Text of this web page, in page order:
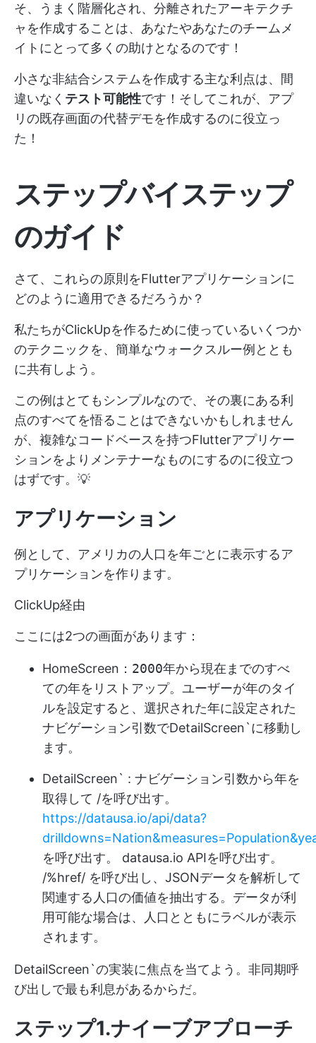
そ、うまく階層化され、分離されたアーキテクチ
ャを作成することは、あなたやあなたのチームメ
イトにとって多くの助けとなるのです！
小さな非結合システムを作成する主な利点は、間
違いなく テスト可能性です！そしてこれが、アプ
リの既存画面の代替デモを作成するのに役立っ
た！
ステップバイステップ
のガイド
さて、これらの原則をFlutterアプリケーションに
どのように適用できるだろうか？
私たちがClickUpを作るために使っているいくつか
のテクニックを、簡単なウォークスルー例ととも
に共有しよう。
この例はとてもシンプルなので、その裏にある利
点のすべてを悟ることはできないかもしれません
が、複雑なコードベースを持つFlutterアプリケー
ションをよりメンテナーなものにするのに役立つ
はずです。💡
アプリケーション
例として、アメリカの人口を年ごとに表示するア
プリケーションを作ります。
ClickUp経由
ここには2つの画面があります：
HomeScreen ：2000年から現在までのすべ
ての年をリストアップ。ユーザーが年のタイ
ルを設定すると、選択された年に設定された
ナビゲーション引数でDetailScreen`に移動し
ます。
DetailScreen` : ナビゲーション引数から年を
取得して /を呼び出す。
https://datausa.io/api/data?
を呼び出す。 datausa.io APIを呼び出す。
/%href/ を呼び出し、JSONデータを解析して
関連する人口の価値を抽出する。データが利
用可能な場合は、人口とともにラベルが表示
されます。
DetailScreen`の実装に焦点を当てよう。非同期呼
び出しで最も利息があるからだ。
ステップ1.ナイーブアプローチ